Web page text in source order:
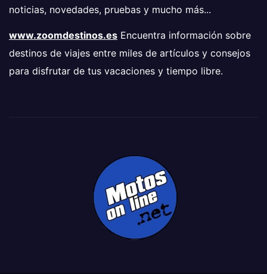
noticias, novedades, pruebas y mucho más...
www.zoomdestinos.es Encuentra información sobre
destinos de viajes entre miles de artículos y consejos
para disfrutar de tus vacaciones y tiempo libre.